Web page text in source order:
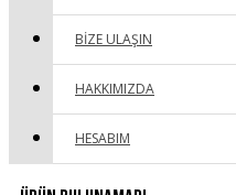
BIZE ULAŞIN
HAKKIMIZDA
HESABIM